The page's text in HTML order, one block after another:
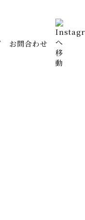
お問合わせ